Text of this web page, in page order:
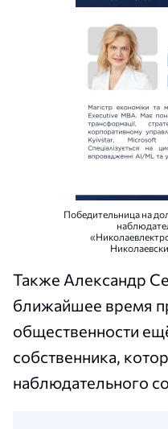
Победительница на
Также Александр
ближайшее время
общественности
собственника,
наблюдательного